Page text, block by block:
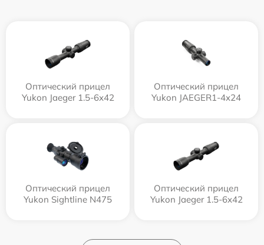
Оптический прицел
Yukon Jaeger 1.5-6x42
Оптический прицел
Yukon JAEGER1-4x24
Оптический прицел
Yukon Sightline N475
Оптический прицел
Yukon Jaeger 1.5-6x42